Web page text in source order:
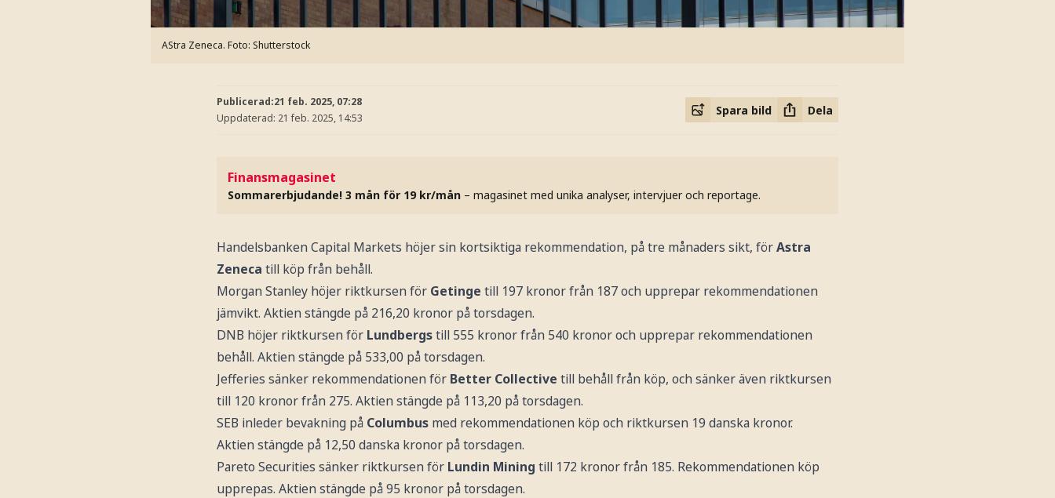
AStra Zeneca. Foto: Shutterstock
Publicerad:21 feb. 2025, 07:28
Uppdaterad: 21 feb. 2025, 14:53
Spara bild Dela
Finansmagasinet
Sommarerbjudande! 3 mån för 19 kr/mån – magasinet med unika analyser, intervjuer och reportage.
Handelsbanken Capital Markets höjer sin kortsiktiga rekommendation, på tre månaders sikt, förAstra
Zeneca till köp från behåll.
Morgan Stanley höjer riktkursen för Getinge till 197 kronor från 187 och upprepar rekommendationen
jämvikt. Aktien stängde på 216,20 kronor på torsdagen.
DNB höjer riktkursen för Lundbergstill 555 kronor från 540 kronor och upprepar rekommendationen
behåll. Aktien stängde på 533,00 på torsdagen.
Jefferies sänker rekommendationen för Better Collective till behåll från köp, och sänker även riktkursen
till 120 kronor från 275. Aktien stängde på 113,20 på torsdagen.
SEB inleder bevakning på Columbus med rekommendationen köp och riktkursen 19 danska kronor.
Aktien stängde på 12,50 danska kronor på torsdagen.
Pareto Securities sänker riktkursen för Lundin Mining till 172 kronor från 185. Rekommendationen köp
upprepas. Aktien stängde på 95 kronor på torsdagen.